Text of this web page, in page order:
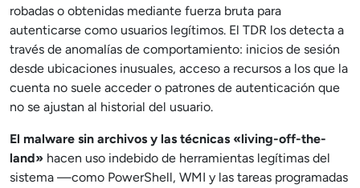
robadas o obtenidas mediante fuerza bruta para
autenticarse como usuarios legítimos. El TDR los detecta a
través de anomalías de comportamiento: inicios de sesión
desde ubicaciones inusuales, acceso a recursos a los que la
cuenta no suele acceder o patrones de autenticación que
no se ajustan al historial del usuario.
El malware sin archivos y las técnicas «living-off-the-
land» hacen uso indebido de herramientas legítimas del
sistema —como PowerShell, WMI y las tareas programadas